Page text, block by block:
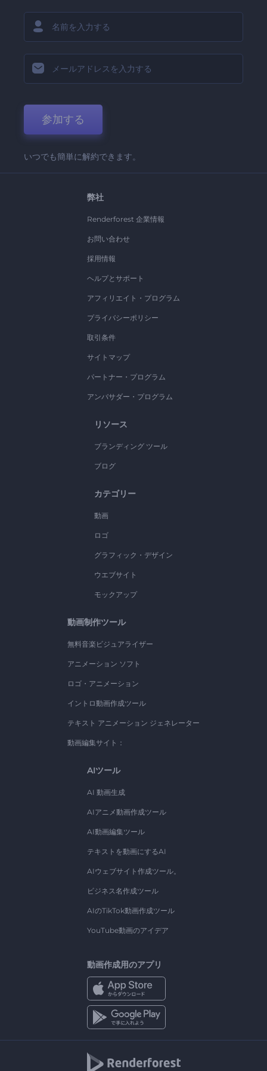
参加する
いつでも簡単に解約できます。
弊社
Renderforest 企業情報
お問い合わせ
採用情報
ヘルプとサポート
アフィリエイト・プログラム
プライバシーポリシー
取引条件
サイトマップ
パートナー・プログラム
アンバサダー・プログラム
リソース
ブランディング ツール
ブログ
カテゴリー
動画
ロゴ
グラフィック・デザイン
ウエブサイト
モックアップ
動画制作ツール
無料音楽ビジュアライザー
アニメーション ソフト
ロゴ・アニメーション
イントロ動画作成ツール
テキスト アニメーション ジェネレーター
動画編集サイト：
AIツール
AI 動画生成
AIアニメ動画作成ツール
AI動画編集ツール
テキストを動画にするAI
AIウェブサイト作成ツール。
ビジネス名作成ツール
AIのTikTok動画作成ツール
YouTube動画のアイデア
動画作成用のアプリ